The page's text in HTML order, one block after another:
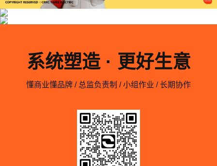
系统塑造 · 更好生意
懂商业懂品牌 / 总监负责制 / 小组作业 / 长期协作